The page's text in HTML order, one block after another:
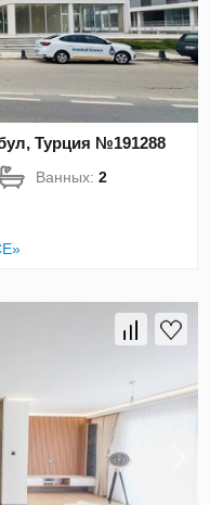
Турция №191288
Ванных:2